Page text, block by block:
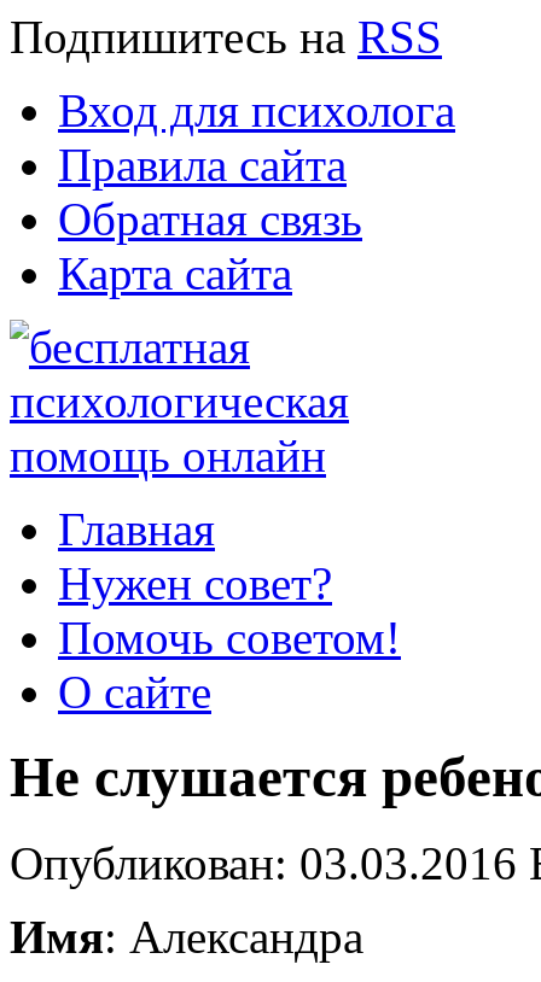
Подпишитесь на RSS
Вход для психолога
Правила сайта
Обратная связь
Карта сайта
Главная
Нужен совет?
Помочь советом!
О сайте
Не слушается
Опубликован:
Имя: Александра